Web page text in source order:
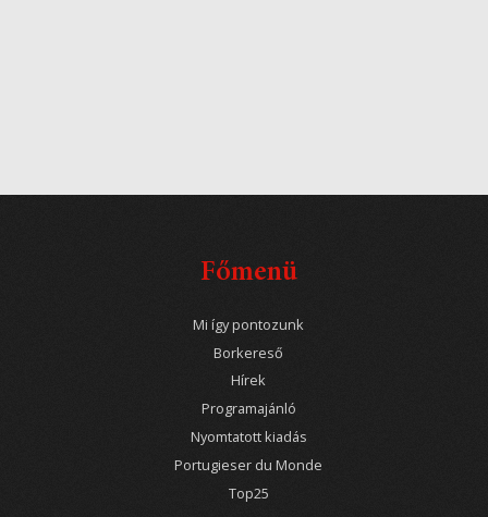
Főmenü
Mi így pontozunk
Borkereső
Hírek
Programajánló
Nyomtatott kiadás
Portugieser du Monde
Top25